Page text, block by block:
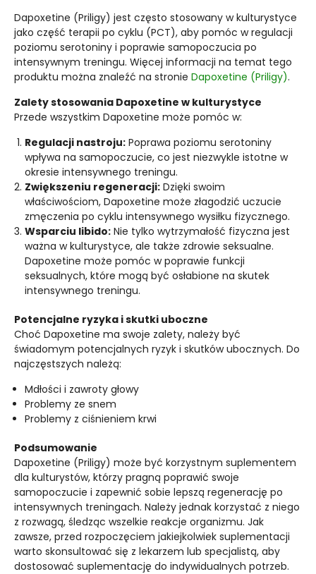
Dapoxetine (Priligy) jest często stosowany w kulturystyce
jako część terapii po cyklu (PCT), aby pomóc w regulacji
poziomu serotoniny i poprawie samopoczucia po
intensywnym treningu. Więcej informacji na temat tego
produktu można znaleźć na stronie Dapoxetine (Priligy).
Zalety stosowania Dapoxetine w kulturystyce
Przede wszystkim Dapoxetine może pomóc w:
Regulacji nastroju: Poprawa poziomu serotoniny
wpływa na samopoczucie, co jest niezwykle istotne w
okresie intensywnego treningu.
Zwiększeniu regeneracji: Dzięki swoim
właściwościom, Dapoxetine może złagodzić uczucie
zmęczenia po cyklu intensywnego wysiłku fizycznego.
Wsparciu libido: Nie tylko wytrzymałość fizyczna jest
ważna w kulturystyce, ale także zdrowie seksualne.
Dapoxetine może pomóc w poprawie funkcji
seksualnych, które mogą być osłabione na skutek
intensywnego treningu.
Potencjalne ryzyka i skutki uboczne
Choć Dapoxetine ma swoje zalety, należy być
świadomym potencjalnych ryzyk i skutków ubocznych. Do
najczęstszych należą:
Mdłości i zawroty głowy
Problemy ze snem
Problemy z ciśnieniem krwi
Podsumowanie
Dapoxetine (Priligy) może być korzystnym suplementem
dla kulturystów, którzy pragną poprawić swoje
samopoczucie i zapewnić sobie lepszą regenerację po
intensywnych treningach. Należy jednak korzystać z niego
z rozwagą, śledząc wszelkie reakcje organizmu. Jak
zawsze, przed rozpoczęciem jakiejkolwiek suplementacji
warto skonsultować się z lekarzem lub specjalistą, aby
dostosować suplementację do indywidualnych potrzeb.